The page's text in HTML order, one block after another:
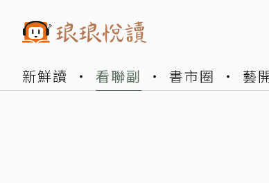
新鮮讀 看聯副 書市圈 藝